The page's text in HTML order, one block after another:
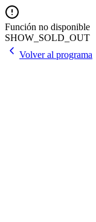
Función no disponible
SHOW_SOLD_OUT
Volver al programa